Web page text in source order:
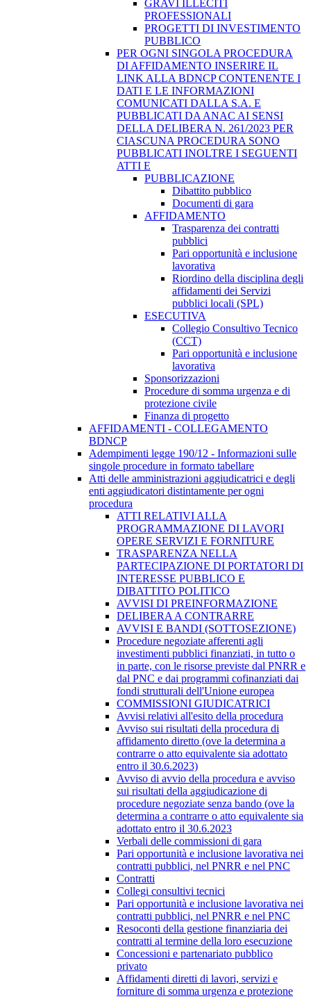
GRAVI ILLECITI
PROFESSIONALI
PROGETTI DI INVESTIMENTO
PUBBLICO
PER OGNI SINGOLA PROCEDURA
DI AFFIDAMENTO INSERIRE IL
LINK ALLA BDNCP CONTENENTE I
DATI E LE INFORMAZIONI
COMUNICATI DALLA S.A. E
PUBBLICATI DA ANAC AI SENSI
DELLA DELIBERA N. 261/2023 PER
CIASCUNA PROCEDURA SONO
PUBBLICATI INOLTRE I SEGUENTI
ATTI E
PUBBLICAZIONE
Dibattito pubblico
Documenti di gara
AFFIDAMENTO
Trasparenza dei contratti
pubblici
Pari opportunità e inclusione
lavorativa
Riordino della disciplina degli
affidamenti dei Servizi
pubblici locali (SPL)
ESECUTIVA
Collegio Consultivo Tecnico
(CCT)
Pari opportunità e inclusione
lavorativa
Sponsorizzazioni
Procedure di somma urgenza e di
protezione civile
Finanza di progetto
AFFIDAMENTI - COLLEGAMENTO
BDNCP
Adempimenti legge 190/12 - Informazioni sulle
singole procedure in formato tabellare
Atti delle amministrazioni aggiudicatrici e degli
enti aggiudicatori distintamente per ogni
procedura
ATTI RELATIVI ALLA
PROGRAMMAZIONE DI LAVORI
OPERE SERVIZI E FORNITURE
TRASPARENZA NELLA
PARTECIPAZIONE DI PORTATORI DI
INTERESSE PUBBLICO E
DIBATTITO POLITICO
AVVISI DI PREINFORMAZIONE
DELIBERA A CONTRARRE
AVVISI E BANDI (SOTTOSEZIONE)
Procedure negoziate afferenti agli
investimenti pubblici finanziati, in tutto o
in parte, con le risorse previste dal PNRR e
dal PNC e dai programmi cofinanziati dai
fondi strutturali dell'Unione europea
COMMISSIONI GIUDICATRICI
Avvisi relativi all'esito della procedura
Avviso sui risultati della procedura di
affidamento diretto (ove la determina a
contrarre o atto equivalente sia adottato
entro il 30.6.2023)
Avviso di avvio della procedura e avviso
sui risultati della aggiudicazione di
procedure negoziate senza bando (ove la
determina a contrarre o atto equivalente sia
adottato entro il 30.6.2023
Verbali delle commissioni di gara
Pari opportunità e inclusione lavorativa nei
contratti pubblici, nel PNRR e nel PNC
Contratti
Collegi consultivi tecnici
Pari opportunità e inclusione lavorativa nei
contratti pubblici, nel PNRR e nel PNC
Resoconti della gestione finanziaria dei
contratti al termine della loro esecuzione
Concessioni e partenariato pubblico
privato
Affidamenti diretti di lavori, servizi e
forniture di somma urgenza e protezione